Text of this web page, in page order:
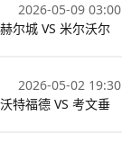
2026-05-09 03:00
赫尔城 VS 米尔沃尔
2026-05-02 19:30
沃特福德 VS 考文垂